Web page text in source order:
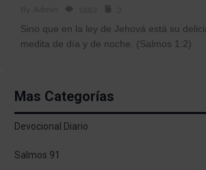
Sino que en la ley de Jehová está su
medita de día y de noche. (Salmos 1:2)
Mas Categorías
Devocional Diario
Salmos 91